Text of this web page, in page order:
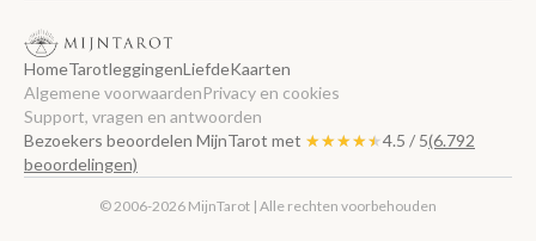
HomeTarotleggingenLiefdeKaarten
Algemene voorwaardenPrivacy en cookies
Support, vragen en antwoorden
Bezoekers beoordelen MijnTarot met ★★★★★
★★★★★4.5 / 5(6.792
beoordelingen)
© 2006-2026 MijnTarot | Alle rechten voorbehouden